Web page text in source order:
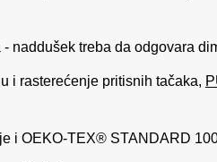
naddušek treba da odgovara
i rasterećenje pritisnih tačaka,
OEKO-TEX® STANDARD